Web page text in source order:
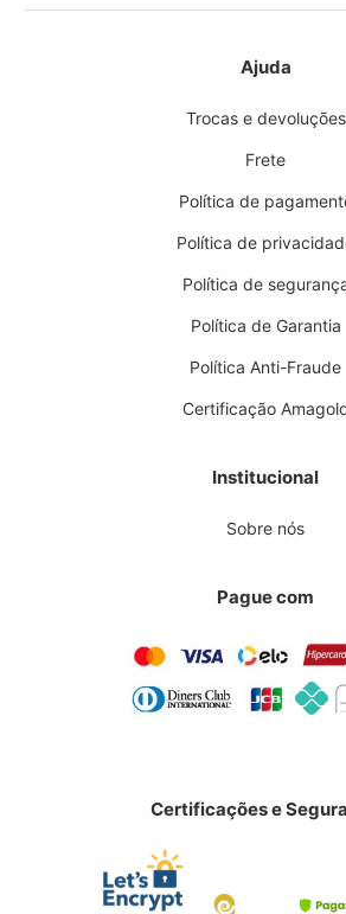
Ajuda
Trocas e devoluções
Frete
Política de
Política de
Política de
Política de Garantia
Política Anti-Fraude
Certificação
Institucional
Sobre nós
Pague com
Certificações e